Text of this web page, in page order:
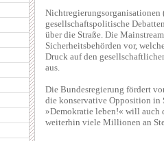
Nichtregierungsorganisationen
gesellschaftspolitische
über die Straße. Die
Sicherheitsbehörden vor,
Druck auf den
aus.
Die Bundesregierung fördert
die konservative Opposition in
»Demokratie leben!« will auch
weiterhin viele Millionen an